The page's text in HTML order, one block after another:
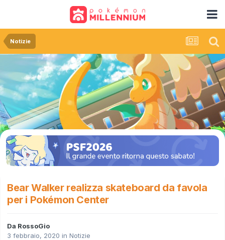
Notizie
Bear Walker realizza skateboard da favola
per i Pokémon Center
Da RossoGio
3 febbraio, 2020 in Notizie